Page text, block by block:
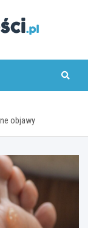
objawy